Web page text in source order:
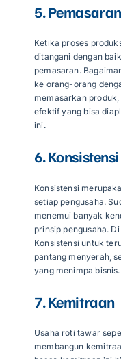
5.
Ketika proses
ditangani dengan
pemasaran.
ke orang-orang
memasarkan
efektif yang bisa
ini.
6. Konsistensi
Konsistensi
setiap pengusaha.
menemui banyak
prinsip pengusaha.
Konsistensi untuk
pantang menyerah,
yang menimpa bisnis.
7. Kemitraan
Usaha roti tawar
membangun